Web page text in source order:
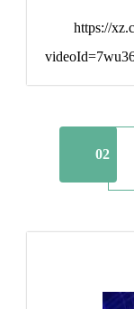
https://
02